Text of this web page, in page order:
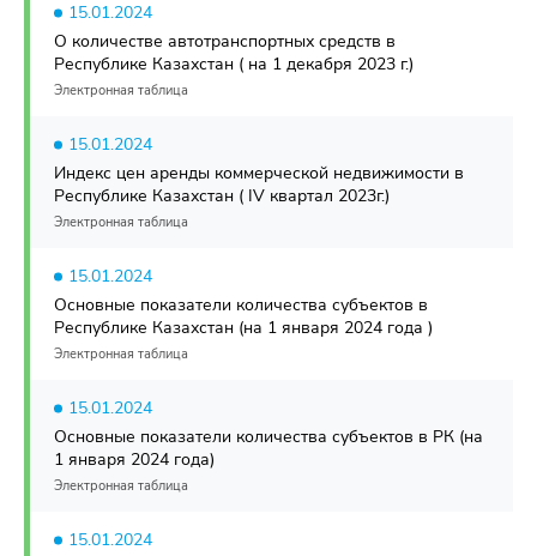
15.01.2024
О количестве автотранспортных средств в
Республике Казахстан ( на 1 декабря 2023 г.)
Электронная таблица
15.01.2024
Индекс цен аренды коммерческой недвижимости в
Республике Казахстан ( IV квартал 2023г.)
Электронная таблица
15.01.2024
Основные показатели количества субъектов в
Республике Казахстан (на 1 января 2024 года )
Электронная таблица
15.01.2024
Основные показатели количества субъектов в РК (на
1 января 2024 года)
Электронная таблица
15.01.2024